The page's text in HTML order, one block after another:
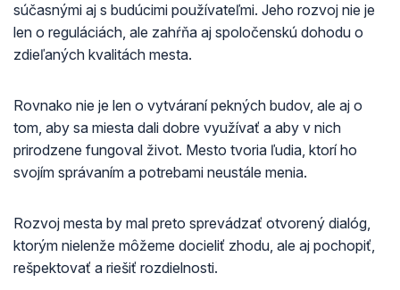
súčasnými aj s budúcimi používateľmi. Jeho rozvoj nie je
len o reguláciách, ale zahŕňa aj spoločenskú dohodu o
zdieľaných kvalitách mesta.
Rovnako nie je len o vytváraní pekných budov, ale aj o
tom, aby sa miesta dali dobre využívať a aby v nich
prirodzene fungoval život. Mesto tvoria ľudia, ktorí ho
svojím správaním a potrebami neustále menia.
Rozvoj mesta by mal preto sprevádzať otvorený dialóg,
ktorým nielenže môžeme docieliť zhodu, ale aj pochopiť,
rešpektovať a riešiť rozdielnosti.